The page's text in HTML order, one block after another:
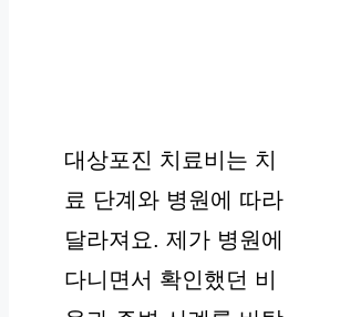
대상포진 치료비는 치
료 단계와 병원에 따라
달라져요. 제가 병원에
다니면서 확인했던 비